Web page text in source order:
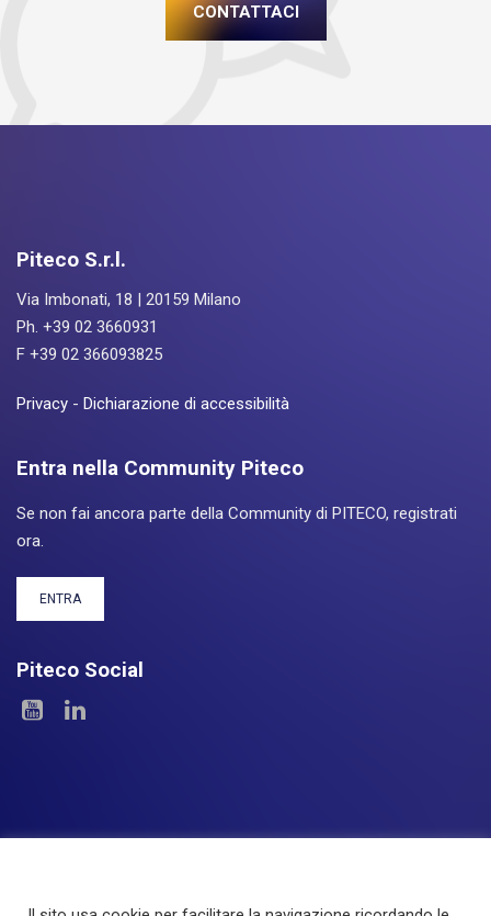
CONTATTACI
Piteco S.r.l.
Via Imbonati, 18 | 20159 Milano
Ph. +39 02 3660931
F +39 02 366093825
Privacy - Dichiarazione di accessibilità
Entra nella Community Piteco
Se non fai ancora parte della Community di PITECO, registrati
ora.
ENTRA
Piteco Social